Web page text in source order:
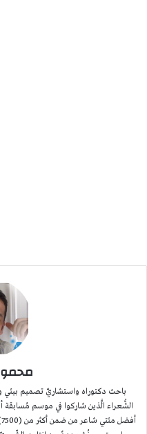
باحث دكتوراه واستشاريّ تصميم
الشُّعراء الَّذين شاركوا في موسم مُسابقة